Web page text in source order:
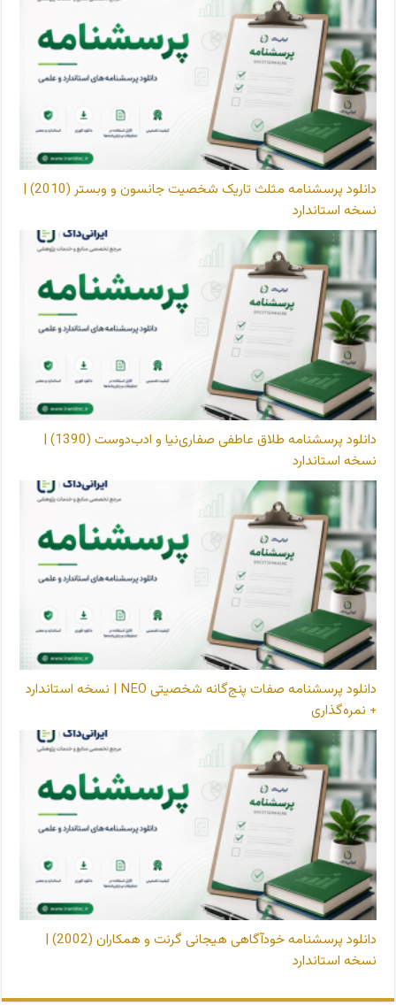
دانلود پرسشنامه مثلث تاریک شخصیت جانسون و وبستر (2010) |
نسخه استاندارد
دانلود پرسشنامه طلاق عاطفی صفاری‌نیا و ادب‌دوست (1390) |
نسخه استاندارد
دانلود پرسشنامه صفات پنج‌گانه شخصیتی NEO | نسخه استاندارد
+ نمره‌گذاری
دانلود پرسشنامه خودآگاهی هیجانی گرنت و همکاران (2002) |
نسخه استاندارد